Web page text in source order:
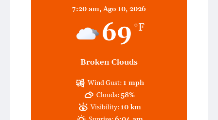
7:20 am, Ago 10, 2026
69 °F
Broken Clouds
Wind Gust: 1 mph
Clouds:58%
Visibility: 10 km